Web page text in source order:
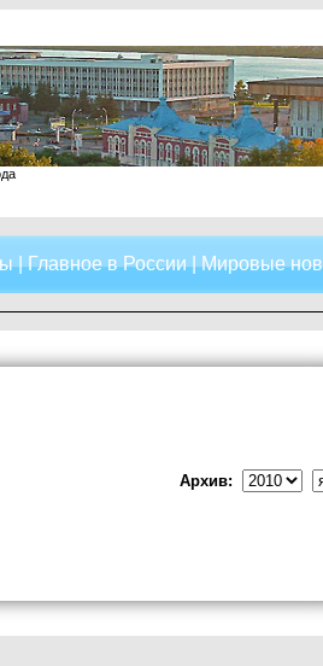
|Главное в России|Мировые
Архив: